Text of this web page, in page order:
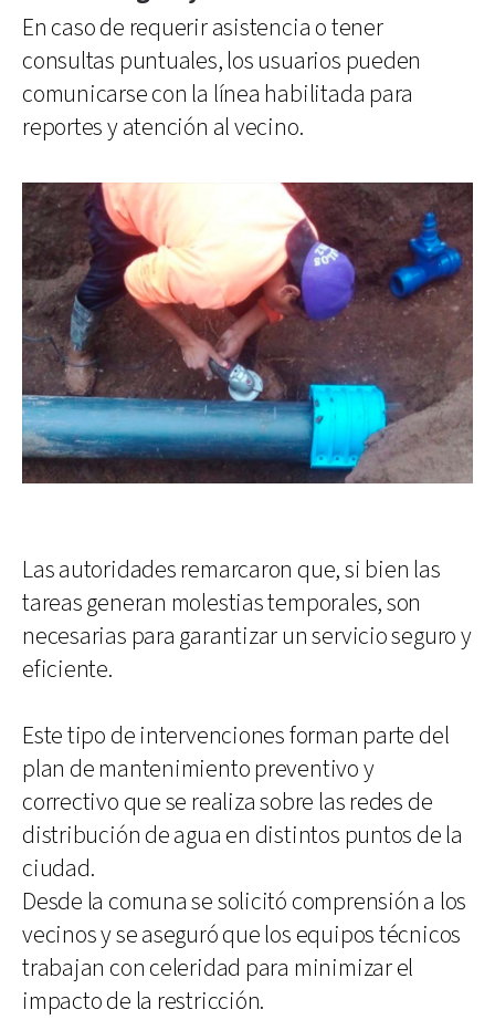
En caso de requerir asistencia o tener
consultas puntuales, los usuarios pueden
comunicarse con la línea habilitada para
reportes y atención al vecino.
Las autoridades remarcaron que, si bien las
tareas generan molestias temporales, son
necesarias para garantizar un servicio seguro y
eficiente.
Este tipo de intervenciones forman parte del
plan de mantenimiento preventivo y
correctivo que se realiza sobre las redes de
distribución de agua en distintos puntos de la
ciudad.
Desde la comuna se solicitó comprensión a los
vecinos y se aseguró que los equipos técnicos
trabajan con celeridad para minimizar el
impacto de la restricción.